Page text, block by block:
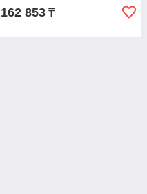
162 853 ₸